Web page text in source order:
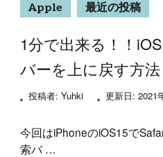
Apple 最近の投稿
1分で出来る！！
バーを上に戻す方法
投稿者: Yuhki 更新日: 2021
今回はiPhoneのiOS15で
索バ …